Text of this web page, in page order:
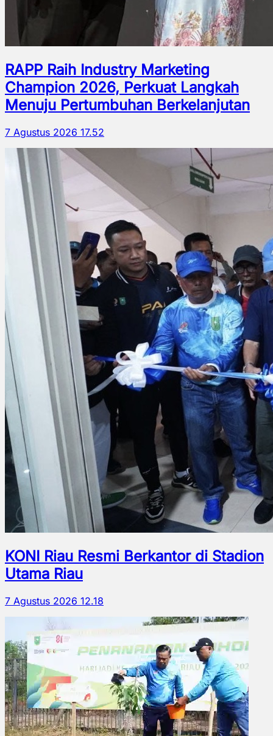
RAPP Raih Industry Marketing
Champion 2026, Perkuat Langkah
Menuju Pertumbuhan Berkelanjutan
7 Agustus 2026 17.52
KONI Riau Resmi Berkantor di Stadion
Utama Riau
7 Agustus 2026 12.18